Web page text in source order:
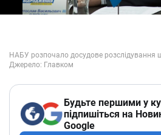
Будьте першими у
підпишіться на
Google